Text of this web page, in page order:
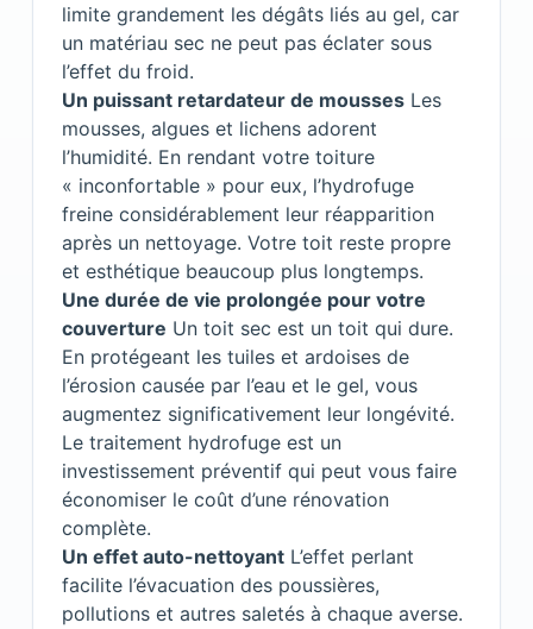
limite grandement les dégâts liés au gel, car
un matériau sec ne peut pas éclater sous
l’effet du froid.
Un puissant retardateur de mousses Les
mousses, algues et lichens adorent
l’humidité. En rendant votre toiture
« inconfortable » pour eux, l’hydrofuge
freine considérablement leur réapparition
après un nettoyage. Votre toit reste propre
et esthétique beaucoup plus longtemps.
Une durée de vie prolongée pour votre
couverture Un toit sec est un toit qui dure.
En protégeant les tuiles et ardoises de
l’érosion causée par l’eau et le gel, vous
augmentez significativement leur longévité.
Le traitement hydrofuge est un
investissement préventif qui peut vous faire
économiser le coût d’une rénovation
complète.
Un effet auto-nettoyant L’effet perlant
facilite l’évacuation des poussières,
pollutions et autres saletés à chaque averse.